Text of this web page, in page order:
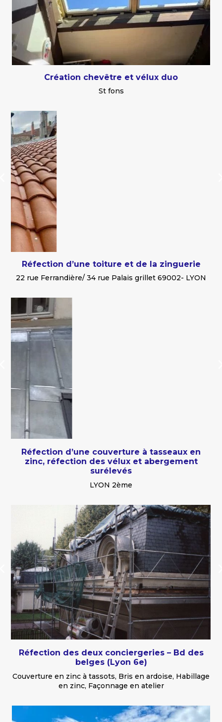
Création chevêtre et vélux duo
St fons
Réfection d’une toiture et de la zinguerie
22 rue Ferrandière/ 34 rue Palais grillet 69002- LYON
Réfection d’une couverture à tasseaux en
zinc, réfection des vélux et abergement
surélevés
LYON 2ème
Réfection des deux conciergeries – Bd des
belges (Lyon 6e)
Couverture en zinc à tassots, Bris en ardoise, Habillage
en zinc, Façonnage en atelier